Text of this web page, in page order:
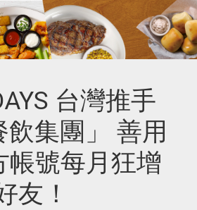
台灣推手
飲集團」 善用
帳號每月狂增
友！